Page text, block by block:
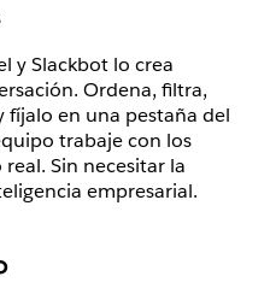
y Slackbot lo crea
Ordena, filtra,
fíjalo en una pestaña del
trabaje con los
Sin necesitar la
empresarial.